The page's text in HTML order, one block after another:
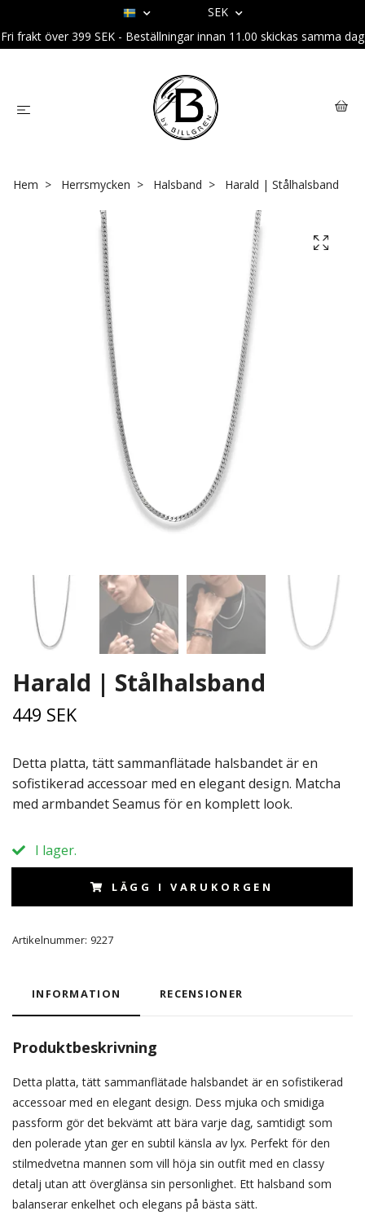
SEK
Fri frakt över 399 SEK - Beställningar innan 11.00 skickas samma dag
Hem Herrsmycken Halsband Harald | Stålhalsband
Harald | Stålhalsband
449 SEK
Detta platta, tätt sammanflätade halsbandet är en
sofistikerad accessoar med en elegant design. Matcha
med armbandet Seamus för en komplett look.
I lager.
LÄGG I VARUKORGEN
Artikelnummer: 9227
INFORMATION RECENSIONER
Produktbeskrivning
Detta platta, tätt sammanflätade halsbandet är en sofistikerad
accessoar med en elegant design. Dess mjuka och smidiga
passform gör det bekvämt att bära varje dag, samtidigt som
den polerade ytan ger en subtil känsla av lyx. Perfekt för den
stilmedvetna mannen som vill höja sin outfit med en classy
detalj utan att överglänsa sin personlighet. Ett halsband som
balanserar enkelhet och elegans på bästa sätt.